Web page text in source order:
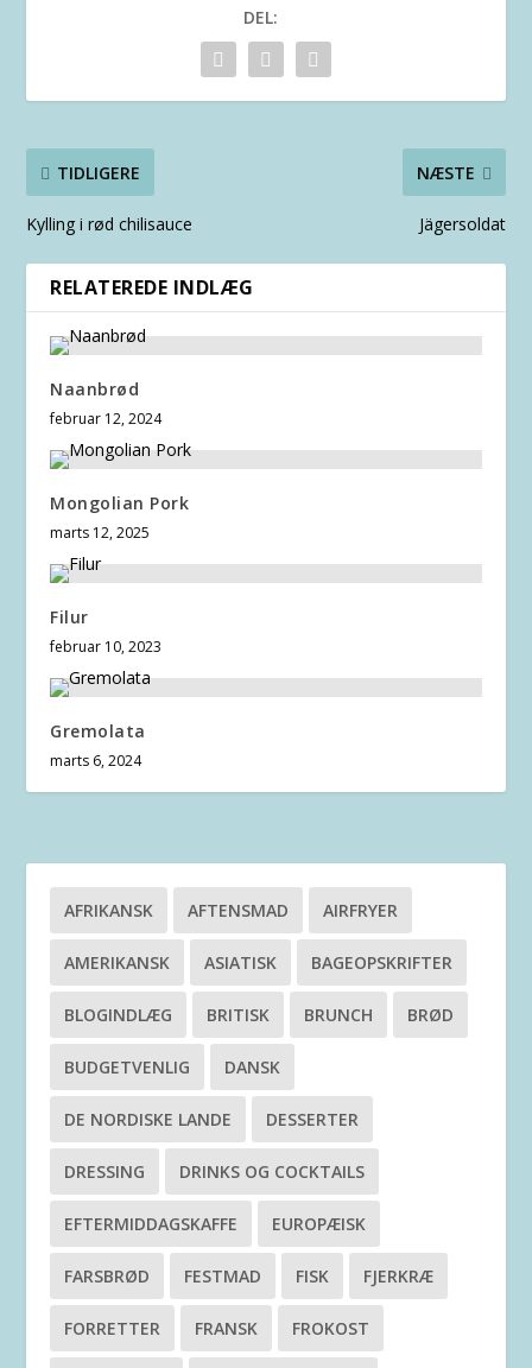
DEL:
TIDLIGERE
Kylling i rød chilisauce
NÆSTE
Jägersoldat
RELATEREDE INDLÆG
Naanbrød
februar 12, 2024
Mongolian Pork
marts 12, 2025
Filur
februar 10, 2023
Gremolata
marts 6, 2024
AFRIKANSK AFTENSMAD AIRFRYER
AMERIKANSK ASIATISK BAGEOPSKRIFTER
BLOGINDLÆG BRITISK BRUNCH BRØD
BUDGETVENLIG DANSK
DE NORDISKE LANDE DESSERTER
DRESSING DRINKS OG COCKTAILS
EFTERMIDDAGSKAFFE EUROPÆISK
FARSBRØD FESTMAD FISK FJERKRÆ
FORRETTER FRANSK FROKOST